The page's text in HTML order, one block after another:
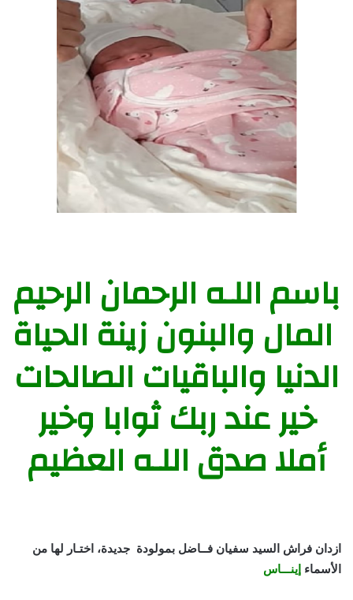
باسم اللـه الرحمان الرحيم
المال والبنون زينة الحياة
الدنيا والباقيات الصالحات
خير عند ربك ثوابا وخير
أملا صدق اللـه العظيم
ازدان فراش السيد سفيان فــاضل بمولودة جديدة، اختـار لها من
الأسماء إينـــاس